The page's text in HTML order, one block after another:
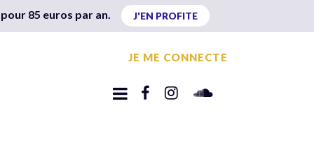
85 euros par an. J'EN PROFITE
JE ME CONNECTE